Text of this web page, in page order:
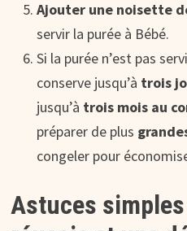
Ajouter une noisette
servir la purée à Bébé.
Si la purée n’est pas
conserve jusqu’à trois
jusqu’à trois mois au
préparer de plus
congeler pour
Astuces